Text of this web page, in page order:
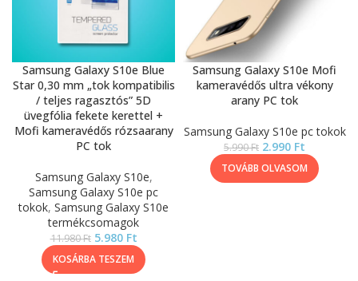
Samsung Galaxy S10e Blue
Star 0,30 mm „tok kompatibilis
/ teljes ragasztós” 5D
üvegfólia fekete kerettel +
Mofi kameravédős rózsaarany
PC tok
Samsung Galaxy S10e,
Samsung Galaxy S10e pc
tokok, Samsung Galaxy S10e
termékcsomagok
11.980Ft 5.980 Ft
KOSÁRBA TESZEM
Samsung Galaxy S10e Mofi
kameravédős ultra vékony
arany PC tok
Samsung Galaxy S10e pc tokok
5.990Ft 2.990 Ft
TOVÁBB OLVASOM